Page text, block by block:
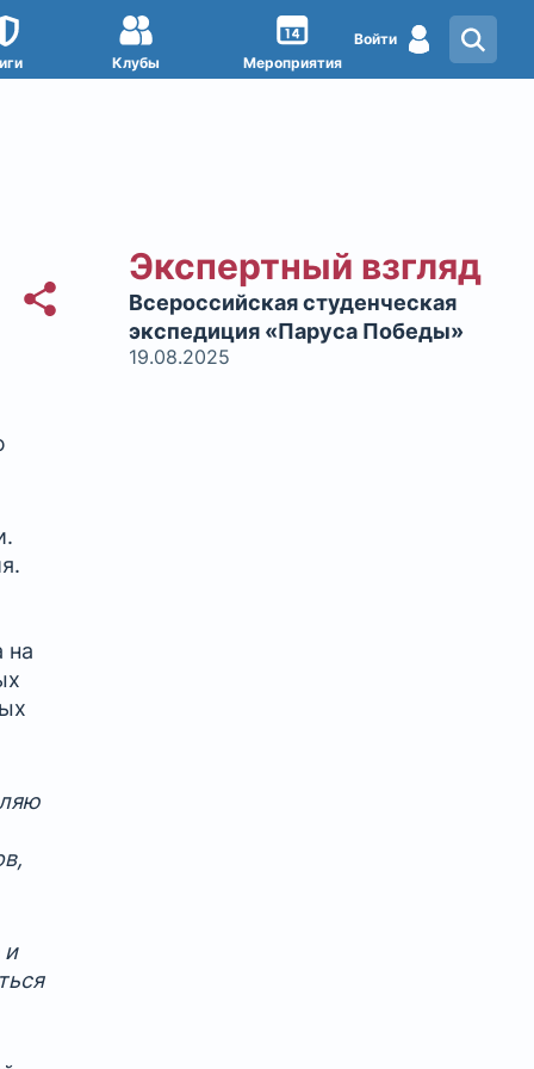
Войти
Клубы Мероприятия
на
и
Экспертный взгляд
Всероссийская студенческая
экспедиция «Паруса Победы»
19.08.2025